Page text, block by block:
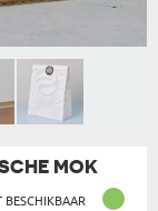
MOK
BESCHIKBAAR